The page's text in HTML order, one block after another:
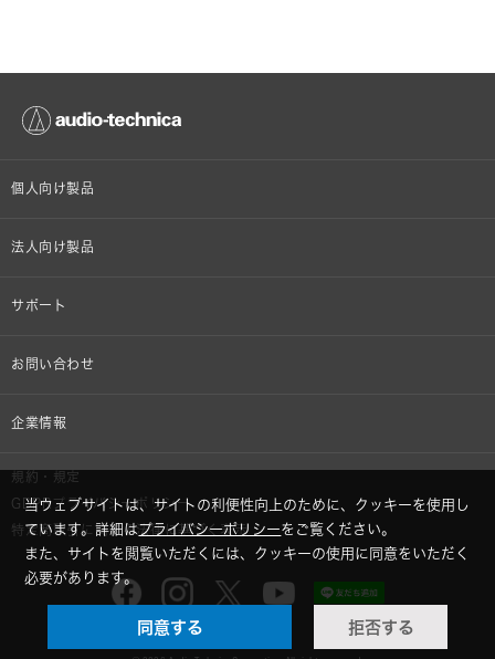
個人向け製品
オンラインストア限定
車載製品
部品/付属品
法人向け製品
設備音響機器
半導体レーザー応用製品
サポート
個人向け製品サポート
お問い合わせ
その他、メディア 取材関連等のお問い合わせ
企業情報
株式会社オーディオテクニカ
採用情報
GLOBAL-オーディオテクニカ
audio-technica MIMIO
規約・規定
GDPRプライバシーポリシー
特定商取引に関する法律に基づく表示
当ウェブサイトは、サイトの利便性向上のために、クッキーを使用し
ています。詳細はプライバシーポリシーをご覧ください。
また、サイトを閲覧いただくには、クッキーの使用に同意をいただく
必要があります。
同意する 拒否する